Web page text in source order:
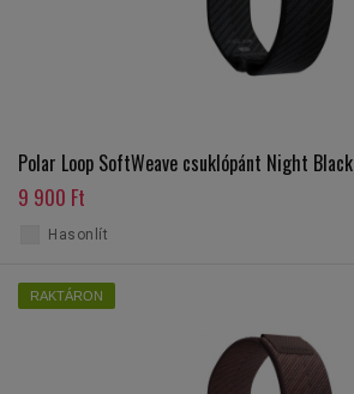
Polar Loop SoftWeave csuklópánt Night Black
9 900 Ft
Hasonlít
RAKTÁRON